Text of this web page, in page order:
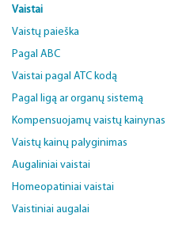
Vaistai
Vaistų paieška
Pagal ABC
Vaistai pagal ATC kodą
Pagal ligą ar organų sistemą
Kompensuojamų vaistų kainynas
Vaistų kainų palyginimas
Augaliniai vaistai
Homeopatiniai vaistai
Vaistiniai augalai